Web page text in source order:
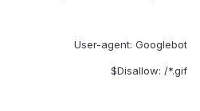
User-agent: Googlebot
Disallow: /*.gif$